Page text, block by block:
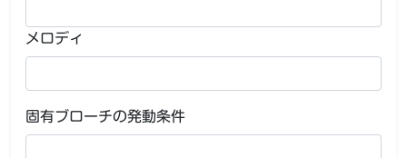
メロディ
固有ブローチの発動条件